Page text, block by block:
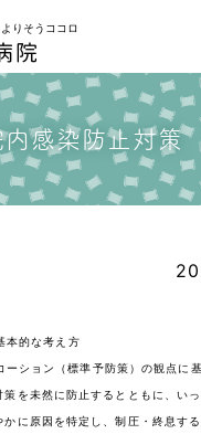
りそうココロ
院
内感染防止対策
本的な考え方
ション（標準予防策）の観点に
を未然に防止するとともに、い
かに原因を特定し、制圧・終息す